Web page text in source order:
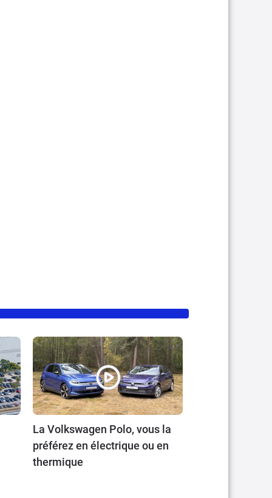
La Volkswagen Polo, vous la
préférez en électrique ou en
thermique